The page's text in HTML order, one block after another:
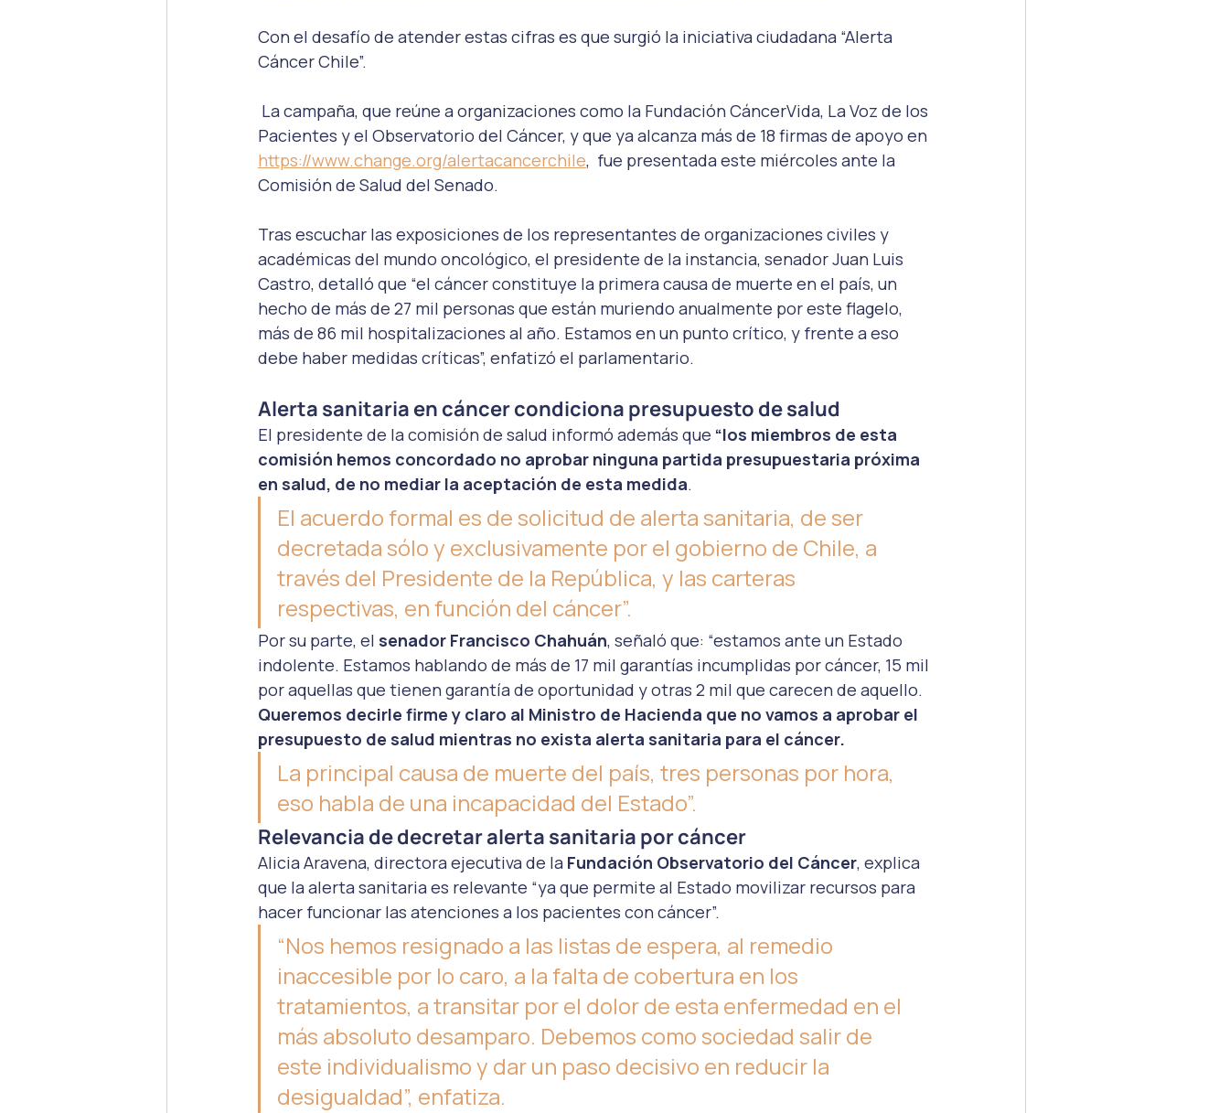
Con el desafío de atender estas cifras es que surgió la iniciativa ciudadana “Alerta
Cáncer Chile”.
La campaña, que reúne a organizaciones como la Fundación CáncerVida, La Voz de los
Pacientes y el Observatorio del Cáncer, y que ya alcanza más de 18 firmas de apoyo en
https://www.change.org/alertacancerchile,  fue presentada este miércoles ante la
Comisión de Salud del Senado.
Tras escuchar las exposiciones de los representantes de organizaciones civiles y
académicas del mundo oncológico, el presidente de la instancia, senador Juan Luis
Castro, detalló que “el cáncer constituye la primera causa de muerte en el país, un
hecho de más de 27 mil personas que están muriendo anualmente por este flagelo,
más de 86 mil hospitalizaciones al año. Estamos en un punto crítico, y frente a eso
debe haber medidas críticas”, enfatizó el parlamentario.
Alerta sanitaria en cáncer condiciona presupuesto de salud
El presidente de la comisión de salud informó además que “los miembros de esta
comisión hemos concordado no aprobar ninguna partida presupuestaria próxima
en salud, de no mediar la aceptación de esta medida.
El acuerdo formal es de solicitud de alerta sanitaria, de ser
decretada sólo y exclusivamente por el gobierno de Chile, a
través del Presidente de la República, y las carteras
respectivas, en función del cáncer”.
Por su parte, el senador Francisco Chahuán, señaló que: “estamos ante un Estado
indolente. Estamos hablando de más de 17 mil garantías incumplidas por cáncer, 15 mil
por aquellas que tienen garantía de oportunidad y otras 2 mil que carecen de aquello.
Queremos decirle firme y claro al Ministro de Hacienda que no vamos a aprobar el
presupuesto de salud mientras no exista alerta sanitaria para el cáncer.
La principal causa de muerte del país, tres personas por hora,
eso habla de una incapacidad del Estado”.
Relevancia de decretar alerta sanitaria por cáncer
Alicia Aravena, directora ejecutiva de la Fundación Observatorio del Cáncer, explica
que la alerta sanitaria es relevante “ya que permite al Estado movilizar recursos para
hacer funcionar las atenciones a los pacientes con cáncer”.
“Nos hemos resignado a las listas de espera, al remedio
inaccesible por lo caro, a la falta de cobertura en los
tratamientos, a transitar por el dolor de esta enfermedad en el
más absoluto desamparo. Debemos como sociedad salir de
este individualismo y dar un paso decisivo en reducir la
desigualdad”, enfatiza.